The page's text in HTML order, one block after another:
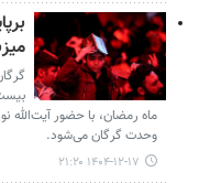
ماه رمضان، با حضور
وحدت گرگان می‌شود.
۱۴۰۴-۱۲-۱۷ ۲۱:۲۰